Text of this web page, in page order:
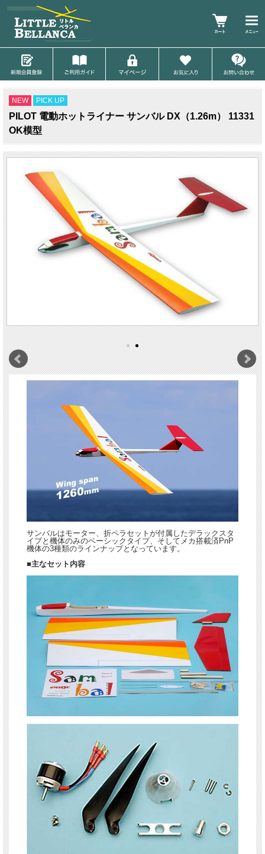
NEW PICK UP
PILOT 電動ホットライナー サンバル DX（1.26m） 11331
OK模型
サンバルはモーター、折ペラセットが付属したデラックスタ
イプと機体のみのベーシックタイプ、そしてメカ搭載済PnP
機体の3種類のラインナップとなっています。
■主なセット内容